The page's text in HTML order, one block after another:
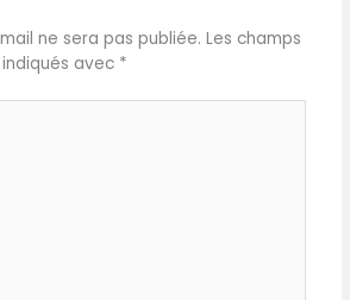
ne sera pas publiée. Les champs
avec *